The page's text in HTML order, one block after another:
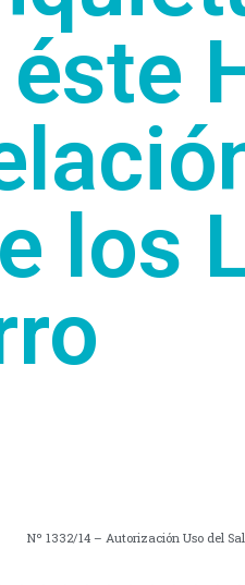
los
Nº 1332/14 – Autorización Uso del